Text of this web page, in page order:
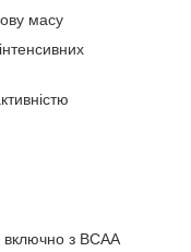
масу
включно з BCAA